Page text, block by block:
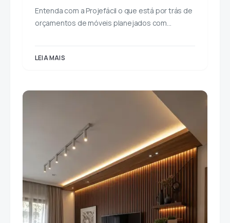
Entenda com a Projefácil o que está por trás de
orçamentos de móveis planejados com…
LEIA MAIS